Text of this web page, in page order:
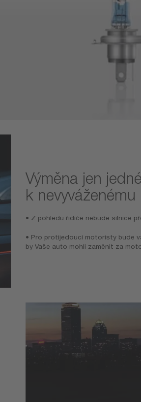
Výměna jen
k
• Z pohledu řidiče nebude silnice
• Pro protijedoucí motoristy bude
by Vaše auto mohli zaměnit za